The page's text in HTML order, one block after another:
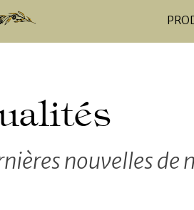
nouvelles de